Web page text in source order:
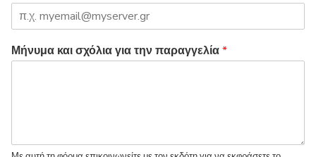
Μήνυμα και σχόλια για την παραγγελία*